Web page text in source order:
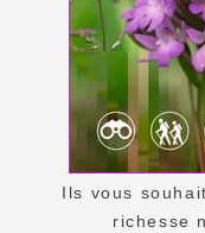
Ils vous
richesse